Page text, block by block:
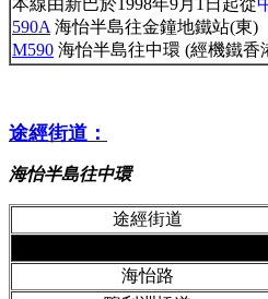
本線由新巴於1998年9月1日起從
590A 海怡半島往金鐘地鐵站(東)
M590 海怡半島往中環 (經機鐵香
途經街道：
海怡半島往中環
途經街道
海怡路